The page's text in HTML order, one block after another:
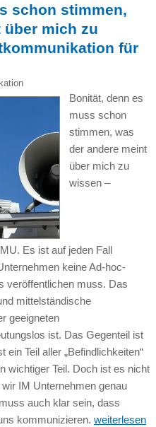
schon stimmen,
über mich zu
für
Bonität, denn es
muss schon
stimmen, was
der andere meint
über mich zu
wissen –
Es ist auf jeden Fall
keine Ad-hoc-
veröffentlichen muss. Das
mittelständische
geeigneten
ist. Das Gegenteil ist
ein Teil aller „Befindlichkeiten“
wichtiger Teil. Doch ist es nicht
IM Unternehmen genau
auch klar sein, dass
kommunizieren. weiterlesen